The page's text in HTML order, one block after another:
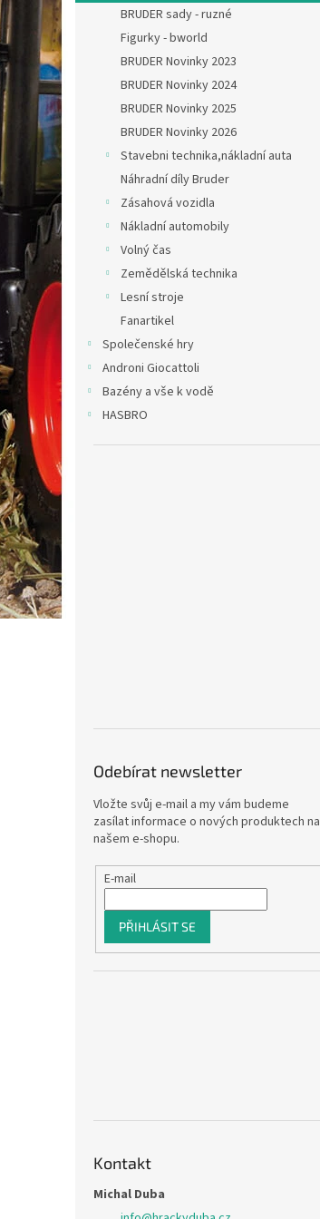
n
BRUDER sady - ruzné
Figurky - bworld
BRUDER Novinky 2023
BRUDER Novinky 2024
BRUDER Novinky 2025
BRUDER Novinky 2026
Stavebni technika,nákladní auta
Náhradní díly Bruder
Zásahová vozidla
Nákladní automobily
Volný čas
Zemědělská technika
Lesní stroje
Fanartikel
Společenské hry
Androni Giocattoli
Bazény a vše k vodě
HASBRO
Odebírat newsletter
Vložte svůj e-mail a my vám budeme
zasílat informace o nových produktech na
našem e-shopu.
E-mail
PŘIHLÁSIT SE
Kontakt
Michal Duba